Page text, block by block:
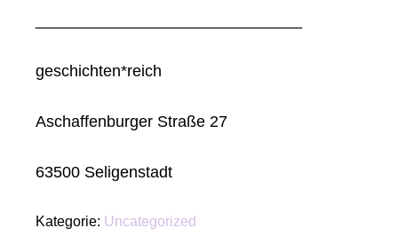
geschichten*reich
Aschaffenburger Straße 27
63500 Seligenstadt
Kategorie: Uncategorized